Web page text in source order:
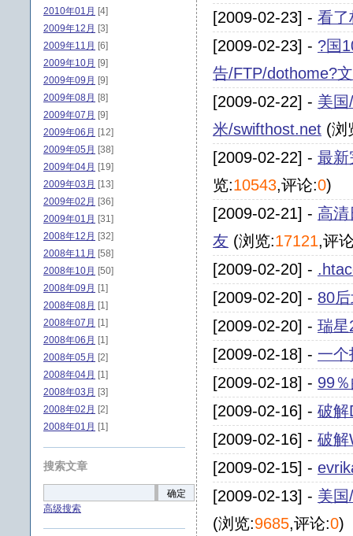
[2009-02-23] - 看了
[2009-02-23] - ?国
告/FTP/dothome?
[2009-02-22] - 美
米/swifthost.net (浏
[2009-02-22] - 最新
览:10543,评论:0)
[2009-02-21] - 高
友 (浏览:17121,评
[2009-02-20] -
[2009-02-20] - 80
[2009-02-20] - 瑞星
[2009-02-18] - 一
[2009-02-18] - 99
[2009-02-16] - 破解
[2009-02-16] - 破解
[2009-02-15] -
[2009-02-13] - 美
(浏览:9685,评论:0)
2010年01月 [4]
2009年12月 [3]
2009年11月 [6]
2009年10月 [9]
2009年09月 [9]
2009年08月 [8]
2009年07月 [9]
2009年06月 [12]
2009年05月 [38]
2009年04月 [19]
2009年03月 [13]
2009年02月 [36]
2009年01月 [31]
2008年12月 [32]
2008年11月 [58]
2008年10月 [50]
2008年09月 [1]
2008年08月 [1]
2008年07月 [1]
2008年06月 [1]
2008年05月 [2]
2008年04月 [1]
2008年03月 [3]
2008年02月 [2]
2008年01月 [1]
搜索文章
确定
高级搜索